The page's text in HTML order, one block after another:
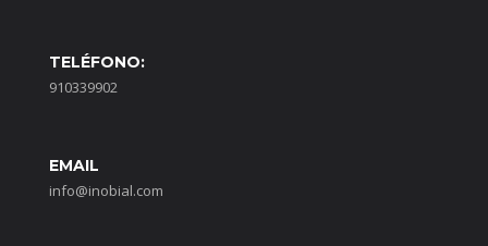
TELÉFONO:
910339902
EMAIL
info@inobial.com